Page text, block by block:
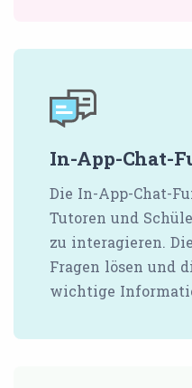
In-App-Chat-
Die In-App-Chat-
Tutoren und
zu interagieren.
Fragen lösen und
wichtige